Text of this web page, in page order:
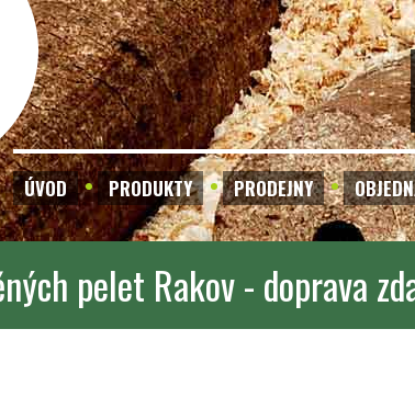
ÚVOD PRODUKTY PRODEJNY
pelet Rakov - doprava